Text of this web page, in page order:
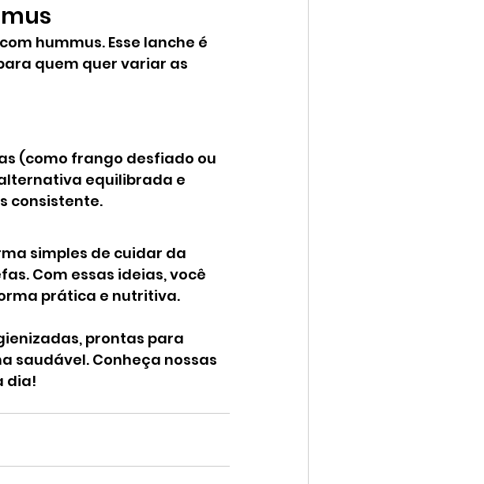
hummus. Esse lanche é
quem quer variar as
(como frango desfiado ou
equilibrada e
consistente.
simples de cuidar da
Com essas ideias, você
prática e nutritiva.
prontas para
saudável. Conheça nossas
dia!